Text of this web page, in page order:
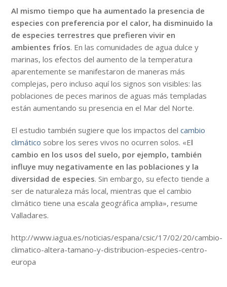
Al mismo tiempo que ha aumentado la presencia de
especies con preferencia por el calor, ha disminuido la
de especies terrestres que prefieren vivir en
ambientes fríos. En las comunidades de agua dulce y
marinas, los efectos del aumento de la temperatura
aparentemente se manifestaron de maneras más
complejas, pero incluso aquí los signos son visibles: las
poblaciones de peces marinos de aguas más templadas
están aumentando su presencia en el Mar del Norte.
El estudio también sugiere que los impactos delcambio
climático sobre los seres vivos no ocurren solos. «El
cambio en los usos del suelo, por ejemplo, también
influye muy negativamente en las poblaciones y la
diversidad de especies. Sin embargo, su efecto tiende a
ser de naturaleza más local, mientras que el cambio
climático tiene una escala geográfica amplia», resume
Valladares.
http://www.iagua.es/noticias/espana/csic/17/02/20/cambio-
climatico-altera-tamano-y-distribucion-especies-centro-
europa